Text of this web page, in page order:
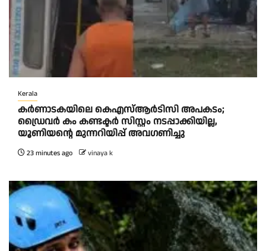
Kerala
കര്‍ണാടകയിലെ കെഎസ്ആര്‍ടിസി അപകടം;
ഡ്രൈവര്‍ കം കണ്ടക്ടര്‍ സിസ്റ്റം നടപ്പാക്കിയില്ല,
യൂണിയന്റെ മുന്നറിയിപ്പ് അവഗണിച്ചു
23 minutes ago vinaya k